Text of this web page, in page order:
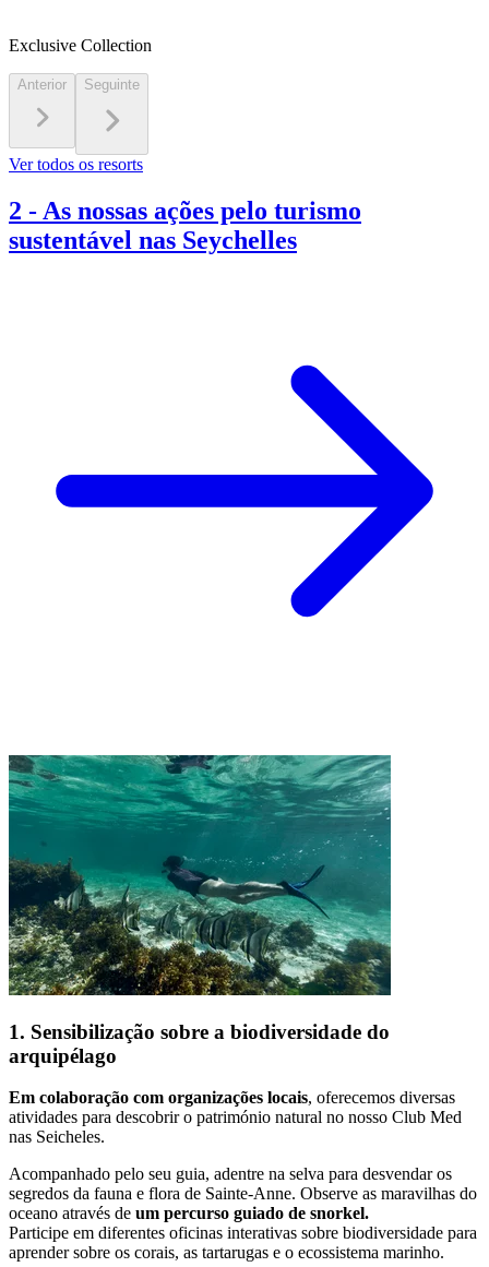
Exclusive Collection
Anterior Seguinte
Ver todos os resorts
2 - As nossas ações pelo turismo
sustentável nas Seychelles
1. Sensibilização sobre a biodiversidade do
arquipélago
Em colaboração com organizações locais, oferecemos diversas
atividades para descobrir o património natural no nosso Club Med
nas Seicheles.
Acompanhado pelo seu guia, adentre na selva para desvendar os
segredos da fauna e flora de Sainte-Anne. Observe as maravilhas do
oceano através de um percurso guiado de snorkel.
Participe em diferentes oficinas interativas sobre biodiversidade para
aprender sobre os corais, as tartarugas e o ecossistema marinho.